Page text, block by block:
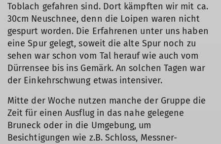
Toblach gefahren sind. Dort kämpften wir mit ca.
30cm Neuschnee, denn die Loipen waren nicht
gespurt worden. Die Erfahrenen unter uns haben
eine Spur gelegt, soweit die alte Spur noch zu
sehen war schon vom Tal herauf wie auch vom
Dürrensee bis ins Gemärk. An solchen Tagen war
der Einkehrschwung etwas intensiver.
Mitte der Woche nutzen manche der Gruppe die
Zeit für einen Ausflug in das nahe gelegene
Bruneck oder in die Umgebung, um
Besichtigungen wie z.B. Schloss, Messner-